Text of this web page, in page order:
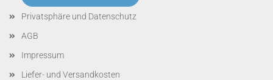
Privatsphäre und Datenschutz
AGB
Impressum
Liefer- und Versandkosten